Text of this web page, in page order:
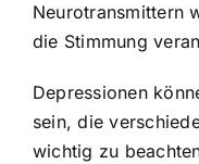
Neurotransmittern
die Stimmung
Depressionen
sein, die
wichtig zu